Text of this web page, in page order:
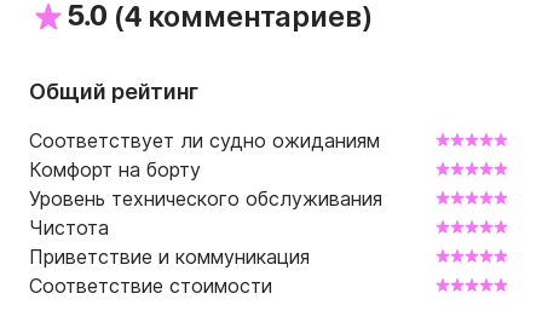
себя отдохнувшим, довольным и полностью
ВКЛЮЧЕНО
- Опытный экипаж, налоги, плата за уборку в
конце круиза
- Топливо
- Средиземноморское меню (паста с креветками в
томатном соусе, греческий салат)
- Сезонные свежие фрукты
5.0 (4 комментариев)
Общий рейтинг
Соответствует ли судно ожиданиям
Комфорт на борту
Уровень технического обслуживания
Чистота
Приветствие и коммуникация
Соответствие стоимости